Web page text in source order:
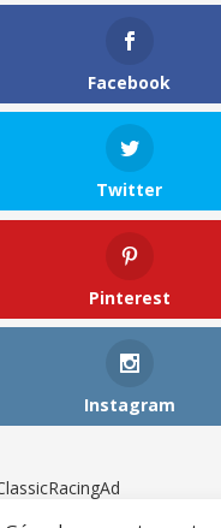
Facebook
Twitter
Pinterest
Instagram